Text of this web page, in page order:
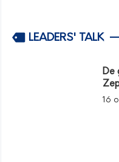
LEADERS' TALK
De
16